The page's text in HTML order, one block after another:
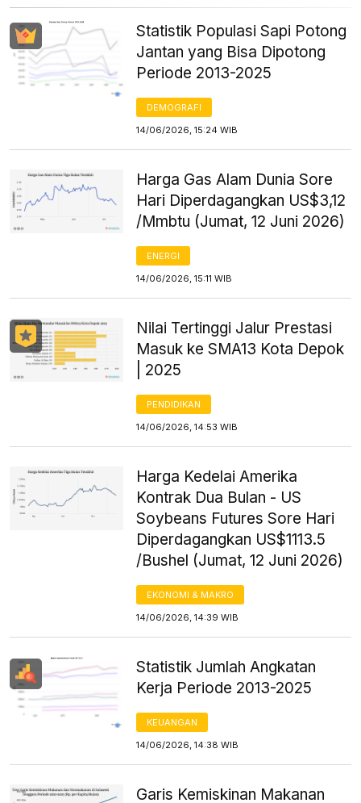
Statistik Populasi Sapi Potong
Jantan yang Bisa Dipotong
Periode 2013-2025
DEMOGRAFI
14/06/2026, 15:24 WIB
Harga Gas Alam Dunia Sore
Hari Diperdagangkan US$3,12
/Mmbtu (Jumat, 12 Juni 2026)
ENERGI
14/06/2026, 15:11 WIB
Nilai Tertinggi Jalur Prestasi
Masuk ke SMA13 Kota Depok
| 2025
PENDIDIKAN
14/06/2026, 14:53 WIB
Harga Kedelai Amerika
Kontrak Dua Bulan - US
Soybeans Futures Sore Hari
Diperdagangkan US$1113.5
/Bushel (Jumat, 12 Juni 2026)
EKONOMI & MAKRO
14/06/2026, 14:39 WIB
Statistik Jumlah Angkatan
Kerja Periode 2013-2025
KEUANGAN
14/06/2026, 14:38 WIB
Garis Kemiskinan Makanan